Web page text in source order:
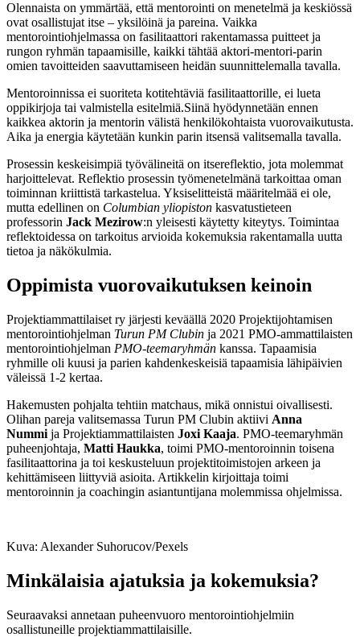
Olennaista on ymmärtää, että mentorointi on menetelmä ja keskiössä
ovat osallistujat itse – yksilöinä ja pareina. Vaikka
mentorointiohjelmassa on fasilitaattori rakentamassa puitteet ja
rungon ryhmän tapaamisille, kaikki tähtää aktori-mentori-parin
omien tavoitteiden saavuttamiseen heidän suunnittelemalla tavalla.
Mentoroinnissa ei suoriteta kotitehtäviä fasilitaattorille, ei lueta
oppikirjoja tai valmistella esitelmiä.Siinä hyödynnetään ennen
kaikkea aktorin ja mentorin välistä henkilökohtaista vuorovaikutusta.
Aika ja energia käytetään kunkin parin itsensä valitsemalla tavalla.
Prosessin keskeisimpiä työvälineitä on itsereflektio, jota molemmat
harjoittelevat. Reflektio prosessin työmenetelmänä tarkoittaa oman
toiminnan kriittistä tarkastelua. Yksiselitteistä määritelmää ei ole,
mutta edellinen on Columbian yliopiston kasvatustieteen
professorin Jack Mezirow:n yleisesti käytetty kiteytys. Toimintaa
reflektoidessa on tarkoitus arvioida kokemuksia rakentamalla uutta
tietoa ja näkökulmia.
Oppimista vuorovaikutuksen keinoin
Projektiammattilaiset ry järjesti keväällä 2020 Projektijohtamisen
mentorointiohjelman Turun PM Clubin ja 2021 PMO-ammattilaisten
mentorointiohjelman PMO-teemaryhmän kanssa. Tapaamisia
ryhmille oli kuusi ja parien kahdenkeskeisiä tapaamisia lähipäivien
väleissä 1-2 kertaa.
Hakemusten pohjalta tehtiin matchaus, mikä onnistui oivallisesti.
Olihan pareja valitsemassa Turun PM Clubin aktiivi Anna
Nummi ja Projektiammattilaisten Joxi Kaaja. PMO-teemaryhmän
puheenjohtaja, Matti Haukka, toimi PMO-mentoroinnin toisena
fasilitaattorina ja toi keskusteluun projektitoimistojen arkeen ja
kehittämiseen liittyviä asioita. Artikkelin kirjoittaja toimi
mentoroinnin ja coachingin asiantuntijana molemmissa ohjelmissa.
Kuva: Alexander Suhorucov/Pexels
Minkälaisia ajatuksia ja kokemuksia?
Seuraavaksi annetaan puheenvuoro mentorointiohjelmiin
osallistuneille projektiammattilaisille.